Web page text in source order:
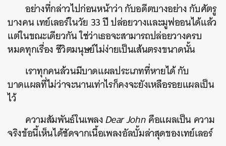
อย่างที่กล่าวไปก่อนหน้าว่า กับอดีตบางอย่าง กับศัตรู
บางคน เทย์เลอร์ในวัย 33 ปี ปล่อยวางและมูฟออนได้แล้ว
แต่ในขณะเดียวกัน ใช่ว่าเธอจะสามารถปล่อยวางครบ
หมดทุกเรื่อง ชีวิตมนุษย์ไม่ง่ายเป็นเส้นตรงขนาดนั้น
เราทุกคนล้วนมีบาดแผลประเภทที่หายได้ กับ
บาดแผลที่ไม่ว่าจะนานเท่าไรก็คงจะยังเหลือรอยแผลเป็น
ไว้
ความสัมพันธ์ในเพลงDear Johnคือแผลเป็น ความ
จริงข้อนี้เห็นได้ชัดจากเนื้อเพลงอัลบั้มล่าสุดของเทย์เลอร์